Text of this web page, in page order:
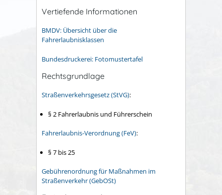
Vertiefende Informationen
BMDV: Übersicht über die
Fahrerlaubnisklassen
Bundesdruckerei: Fotomustertafel
Rechtsgrundlage
Straßenverkehrsgesetz (StVG):
§ 2 Fahrerlaubnis und Führerschein
Fahrerlaubnis-Verordnung (FeV):
§ 7 bis 25
Gebührenordnung für Maßnahmen im
Straßenverkehr (GebOSt)